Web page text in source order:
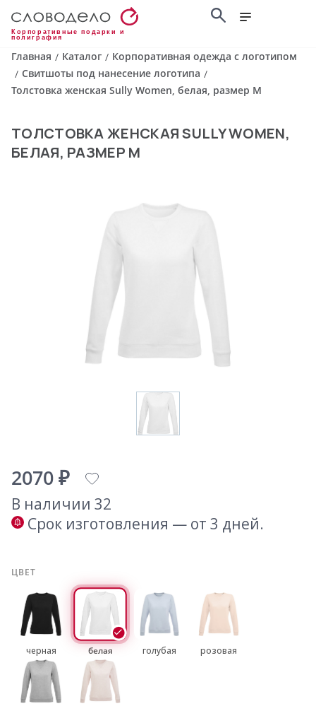
Корпоративные подарки и
полиграфия
Главная / Каталог / Корпоративная одежда с логотипом
/ Свитшоты под нанесение логотипа /
Толстовка женская Sully Women, белая, размер M
ТОЛСТОВКА ЖЕНСКАЯ SULLY WOMEN,
БЕЛАЯ, РАЗМЕР M
2070 ₽
В наличии 32
Срок изготовления — от 3 дней.
ЦВЕТ
черная белая голубая розовая